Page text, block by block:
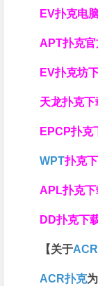
EV扑克电
APT扑克
EV扑克坊
天龙扑克下
EPCP扑克
WPT扑克
APL扑克下
DD扑克下
【关于
ACR扑克